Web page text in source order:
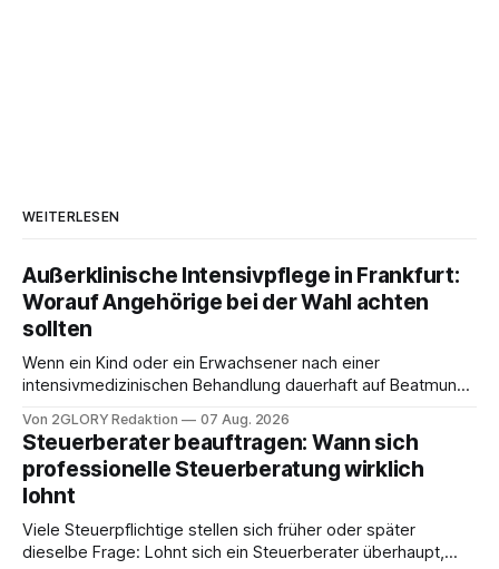
WEITERLESEN
Außerklinische Intensivpflege in Frankfurt:
Worauf Angehörige bei der Wahl achten
sollten
Wenn ein Kind oder ein Erwachsener nach einer
intensivmedizinischen Behandlung dauerhaft auf Beatmung
angewiesen ist, stellt sich für Familien eine schwierige
Frage: Muss die Versorgung dauerhaft in der Klinik bleiben –
oder ist ein Leben zu Hause möglich? Die außerklinische
Intensivpflege bietet genau diese Alternative: Sie
Von 2GLORY Redaktion 07 Aug. 2026
Steuerberater beauftragen: Wann sich
professionelle Steuerberatung wirklich
lohnt
Viele Steuerpflichtige stellen sich früher oder später
dieselbe Frage: Lohnt sich ein Steuerberater überhaupt,